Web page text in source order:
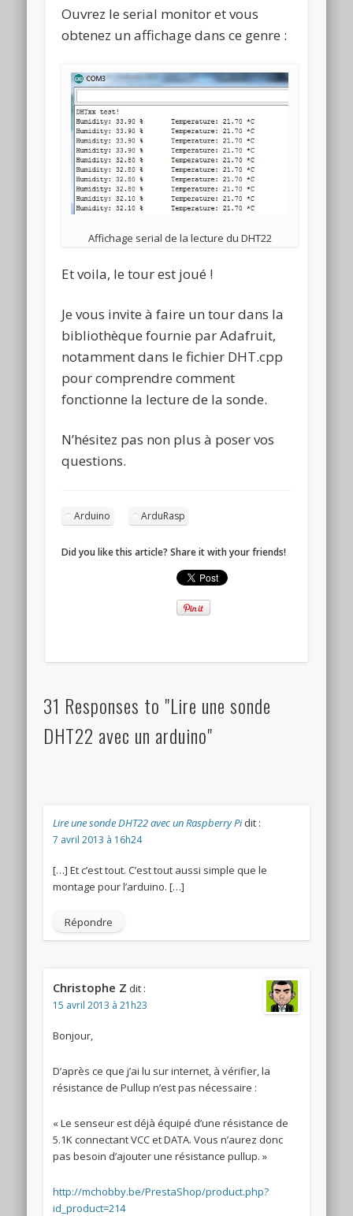
Ouvrez le serial monitor et vous
obtenez un affichage dans ce genre :
Affichage serial de la lecture du DHT22
Et voila, le tour est joué !
Je vous invite à faire un tour dans la
bibliothèque fournie par Adafruit,
notamment dans le fichier DHT.cpp
pour comprendre comment
fonctionne la lecture de la sonde.
N’hésitez pas non plus à poser vos
questions.
Arduino ArduRasp
Did you like this article? Share it with your friends!
31 Responses to "Lire une sonde
DHT22 avec un arduino"
Lire une sonde DHT22 avec un Raspberry Pi dit :
7 avril 2013 à 16h24
[…] Et c’est tout. C’est tout aussi simple que le
montage pour l’arduino. […]
Répondre
Christophe Z dit :
15 avril 2013 à 21h23
Bonjour,
D’après ce que j’ai lu sur internet, à vérifier, la
résistance de Pullup n’est pas nécessaire :
« Le senseur est déjà équipé d’une résistance de
5.1K connectant VCC et DATA. Vous n’aurez donc
pas besoin d’ajouter une résistance pullup. »
http://mchobby.be/PrestaShop/product.php?
id_product=214